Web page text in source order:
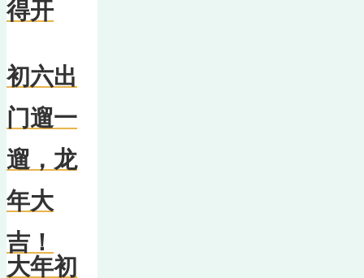
得开
初六出
门遛一
遛，龙
年大
吉！
大年初